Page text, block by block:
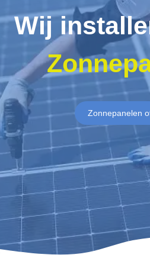
Wij
Zonnepanelen